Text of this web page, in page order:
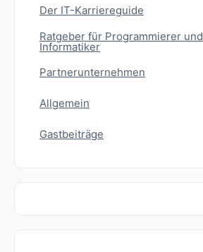
Der IT-Karriereguide
Ratgeber für Programmierer und
Informatiker
Partnerunternehmen
Allgemein
Gastbeiträge